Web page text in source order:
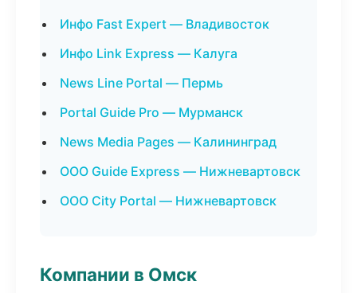
Инфо Fast Expert — Владивосток
Инфо Link Express — Калуга
News Line Portal — Пермь
Portal Guide Pro — Мурманск
News Media Pages — Калининград
ООО Guide Express — Нижневартовск
ООО City Portal — Нижневартовск
Компании в Омск